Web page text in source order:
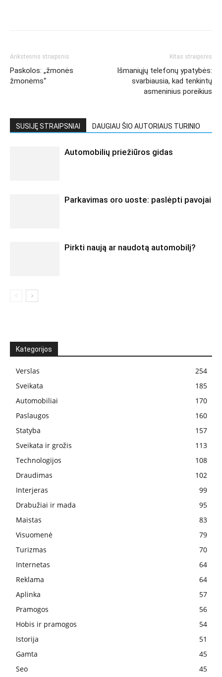
Ankstesnis straipsnis
Paskolos: „žmonės
žmonėms“
Kitas straipsnis
Išmaniųjų telefonų ypatybės:
svarbiausia, kad tenkintų
asmeninius poreikius
SUSIJĘ STRAIPSNIAI DAUGIAU ŠIO AUTORIAUS TURINIO
Automobilių priežiūros gidas
Parkavimas oro uoste: paslėpti pavojai
Pirkti naują ar naudotą automobilį?
Kategorijos
Verslas
254
Sveikata
185
Automobiliai
170
Paslaugos
160
Statyba
157
Sveikata ir grožis
113
Technologijos
108
Draudimas
102
Interjeras
99
Drabužiai ir mada
95
Maistas
83
Visuomenė
79
Turizmas
70
Internetas
64
Reklama
64
Aplinka
57
Pramogos
56
Hobis ir pramogos
54
Istorija
51
Gamta
45
Seo
45